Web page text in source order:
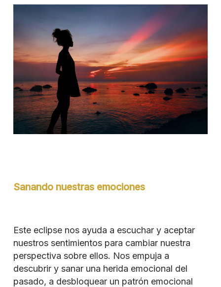
Sanando nuestras emociones
Este eclipse nos ayuda a escuchar y aceptar
nuestros sentimientos para cambiar nuestra
perspectiva sobre ellos. Nos empuja a
descubrir y sanar una herida emocional del
pasado, a desbloquear un patrón emocional